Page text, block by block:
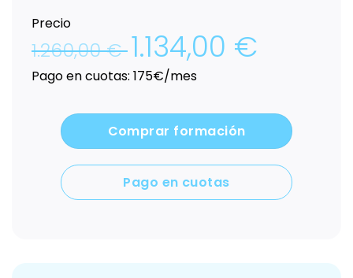
Precio
1.260,00€ El
precio
era:
1.260,00 €.
1.134,00 €
Pago en cuotas: 175€/mes
Comprar formación
Pago en cuotas